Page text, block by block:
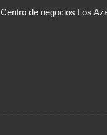
Centro de negocios Los